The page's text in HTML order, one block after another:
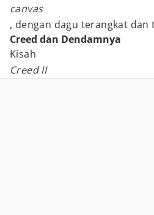
canvas
, dengan dagu terangkat dan
Creed dan Dendamnya
Kisah
Creed II